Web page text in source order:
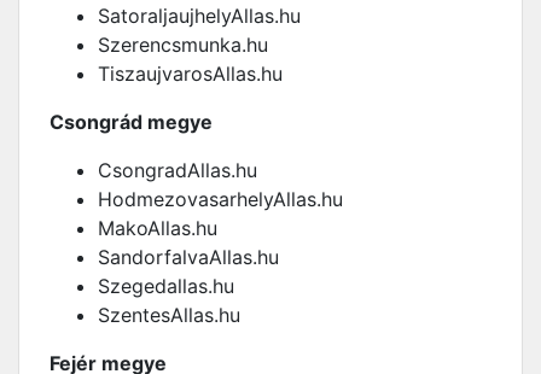
SatoraljaujhelyAllas.hu
Szerencsmunka.hu
TiszaujvarosAllas.hu
Csongrád megye
CsongradAllas.hu
HodmezovasarhelyAllas.hu
MakoAllas.hu
SandorfalvaAllas.hu
Szegedallas.hu
SzentesAllas.hu
Fejér megye